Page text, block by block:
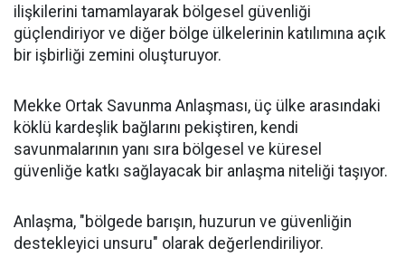
ilişkilerini tamamlayarak bölgesel güvenliği
güçlendiriyor ve diğer bölge ülkelerinin katılımına açık
bir işbirliği zemini oluşturuyor.
Mekke Ortak Savunma Anlaşması, üç ülke arasındaki
köklü kardeşlik bağlarını pekiştiren, kendi
savunmalarının yanı sıra bölgesel ve küresel
güvenliğe katkı sağlayacak bir anlaşma niteliği taşıyor.
Anlaşma, "bölgede barışın, huzurun ve güvenliğin
destekleyici unsuru" olarak değerlendiriliyor.